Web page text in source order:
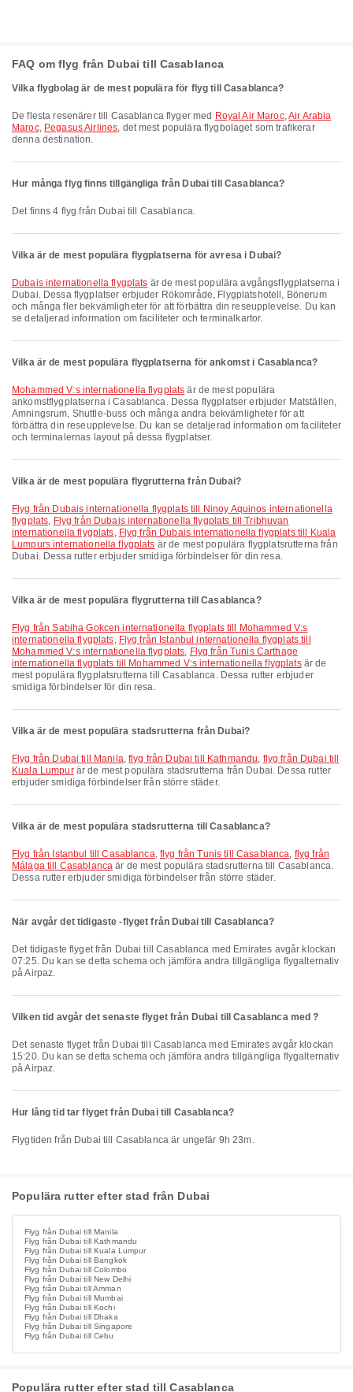
FAQ om flyg från Dubai till Casablanca
Vilka flygbolag är de mest populära för flyg till Casablanca?
De flesta resenärer till Casablanca flyger med Royal Air Maroc,Air Arabia
Maroc, Pegasus Airlines, det mest populära flygbolaget som trafikerar
denna destination.
Hur många flyg finns tillgängliga från Dubai till Casablanca?
Det finns 4 flyg från Dubai till Casablanca.
Vilka är de mest populära flygplatserna för avresa i Dubai?
Dubais internationella flygplats är de mest populära avgångsflygplatserna i
Dubai. Dessa flygplatser erbjuder Rökområde, Flygplatshotell, Bönerum
och många fler bekvämligheter för att förbättra din reseupplevelse. Du kan
se detaljerad information om faciliteter och terminalkartor.
Vilka är de mest populära flygplatserna för ankomst i Casablanca?
Mohammed V:s internationella flygplats är de mest populära
ankomstflygplatserna i Casablanca. Dessa flygplatser erbjuder Matställen,
Amningsrum, Shuttle-buss och många andra bekvämligheter för att
förbättra din reseupplevelse. Du kan se detaljerad information om faciliteter
och terminalernas layout på dessa flygplatser.
Vilka är de mest populära flygrutterna från Dubai?
Flyg från Dubais internationella flygplats till Ninoy Aquinos internationella
flygplats, Flyg från Dubais internationella flygplats till Tribhuvan
internationella flygplats, Flyg från Dubais internationella flygplats till Kuala
Lumpurs internationella flygplats är de mest populära flygplatsrutterna från
Dubai. Dessa rutter erbjuder smidiga förbindelser för din resa.
Vilka är de mest populära flygrutterna till Casablanca?
Flyg från Sabiha Gokcen internationella flygplats till Mohammed V:s
internationella flygplats, Flyg från Istanbul internationella flygplats till
Mohammed V:s internationella flygplats, Flyg från Tunis Carthage
internationella flygplats till Mohammed V:s internationella flygplatsär de
mest populära flygplatsrutterna till Casablanca. Dessa rutter erbjuder
smidiga förbindelser för din resa.
Vilka är de mest populära stadsrutterna från Dubai?
flyg från Dubai till Manila,flyg från Dubai till Kathmandu, flyg från Dubai till
Kuala Lumpurär de mest populära stadsrutterna från Dubai. Dessa rutter
erbjuder smidiga förbindelser från större städer.
Vilka är de mest populära stadsrutterna till Casablanca?
flyg från Istanbul till Casablanca,flyg från Tunis till Casablanca, flyg från
Málaga till Casablanca är de mest populära stadsrutterna till Casablanca.
Dessa rutter erbjuder smidiga förbindelser från större städer.
När avgår det tidigaste -flyget från Dubai till Casablanca?
Det tidigaste flyget från Dubai till Casablanca med Emirates avgår klockan
07:25. Du kan se detta schema och jämföra andra tillgängliga flygalternativ
på Airpaz.
Vilken tid avgår det senaste flyget från Dubai till Casablanca med ?
Det senaste flyget från Dubai till Casablanca med Emirates avgår klockan
15:20. Du kan se detta schema och jämföra andra tillgängliga flygalternativ
på Airpaz.
Hur lång tid tar flyget från Dubai till Casablanca?
Flygtiden från Dubai till Casablanca är ungefär 9h 23m.
Populära rutter efter stad från Dubai
Flyg från Dubai till Manila
Flyg från Dubai till Kathmandu
Flyg från Dubai till Kuala Lumpur
Flyg från Dubai till Bangkok
Flyg från Dubai till Colombo
Flyg från Dubai till New Delhi
Flyg från Dubai till Amman
Flyg från Dubai till Mumbai
Flyg från Dubai till Kochi
Flyg från Dubai till Dhaka
Flyg från Dubai till Singapore
Flyg från Dubai till Cebu
Populära rutter efter stad till Casablanca